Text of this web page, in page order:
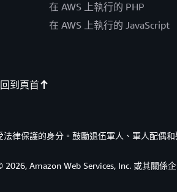
在 AWS 上執行的 PHP
在 AWS 上執行的 JavaScript
回到頁首
律保護的身分。鼓勵退伍軍人、軍人配偶和
2026, Amazon Web Services, Inc. 或其關係